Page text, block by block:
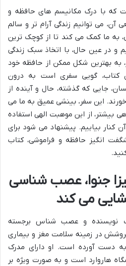
که با درک مکانیسم های حافظه و
می توانیم زندگی آرام تر و سالم
به ما کمک می کند تا از کوچک ترین
و در عین حال، با اتخاذ سبک زندگی
به بهترین شکل ممکن از حافظه خود
کتاب، گویی سفری است به درون
جایی که گذشته، حال و آینده از
این سفر، بینشی عمیق به ما می
بیشتر، از این موهبت الهی استفاده
کنار بیاییم. پیشنهاد می شود برای
انگیز حافظه و فراموشی، کتاب
جنوا، عصب شناسی
می کند
(متولد ۱۹۷۰)، یک نویسنده و عصب شناس برجسته
در زمینه سلامت مغز و بیماری
دست آورده است. او دارای مدرک
هاروارد است و به صورت ویژه بر